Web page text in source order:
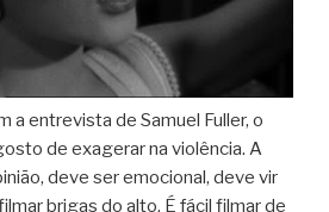
a entrevista de Samuel Fuller, o
de exagerar na violência. A
deve ser emocional, deve vir
brigas do alto. É fácil filmar de